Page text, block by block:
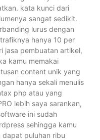
kata kunci dari
sangat sedikit.
lurus dengan
hanya 10 per
jasa pembuatan artikel,
kamu memakai
content unik yang
hanya sekali menulis
php atau yang
lebih saya sarankan,
ini sudah
sehingga kamu
puluhan ribu